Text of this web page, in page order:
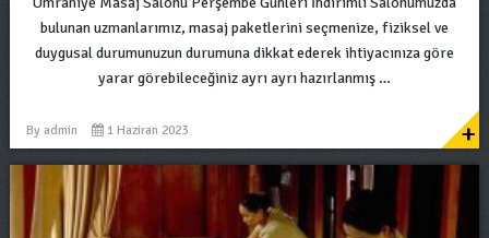
bulunan uzmanlarımız, masaj paketlerini seçmenize, fiziksel ve
duygusal durumunuzun durumuna dikkat ederek ihtiyacınıza göre
yarar görebileceğiniz ayrı ayrı hazırlanmış …
By admin 1 Haziran 2023 +